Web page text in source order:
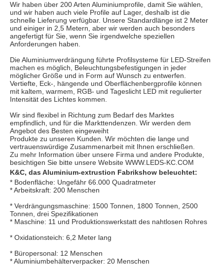
Wir haben über 200 Arten Aluminiumprofile, damit Sie wählen,
und wir haben auch viele Profile auf Lager, deshalb ist die
schnelle Lieferung verfügbar. Unsere Standardlänge ist 2 Meter
und einiger in 2,5 Metern, aber wir werden auch besonders
angefertigt für Sie, wenn Sie irgendwelche speziellen
Anforderungen haben.
Die Aluminiumverdrängung führte Profilsysteme für LED-Streifen
machen es möglich, Beleuchtungsbefestigungen in jeder
möglicher Größe und in Form auf Wunsch zu entwerfen.
Vertiefte, Eck-, hängende und Oberflächenbergprofile können
mit kaltem, warmem, RGB- und Tageslicht LED mit regulierter
Intensität des Lichtes kommen.
Wir sind flexibel in Richtung zum Bedarf des Marktes
empfindlich, und für die Markttendenzen. Wir werden dem
Angebot des Besten eingeweiht
Produkte zu unseren Kunden. Wir möchten die lange und
vertrauenswürdige Zusammenarbeit mit Ihnen erschließen.
Zu mehr Information über unsere Firma und andere Produkte,
besichtigen Sie bitte unsere Website WWW.LEDS-KC.COM
K&C, das Aluminium-extrustion Fabrikshow beleuchtet:
* Bodenfläche: Ungefähr 66.000 Quadratmeter
* Arbeitskraft: 200 Menschen
* Verdrängungsmaschine: 1500 Tonnen, 1800 Tonnen, 2500
Tonnen, drei Spezifikationen
* Maschine: 11 und Produktionswerkstatt des nahtlosen Rohres
* Oxidationsteich: 6,2 Meter lang
* Büropersonal: 12 Menschen
* Aluminiumbehälterverpacker: 20 Menschen